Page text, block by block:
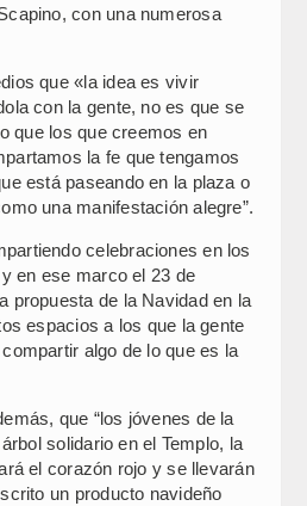
con una numerosa
que «la idea es vivir
con la gente, no es que se
que los que creemos en
la fe que tengamos
está paseando en la plaza o
una manifestación alegre”.
celebraciones en los
en ese marco el 23 de
propuesta de la Navidad en la
espacios a los que la gente
algo de lo que es la
que “los jóvenes de la
solidario en el Templo, la
el corazón rojo y se llevarán
un producto navideño